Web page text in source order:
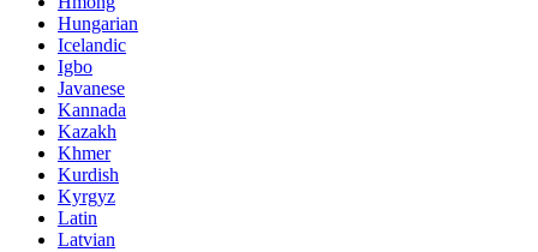
Hungarian
Icelandic
Igbo
Javanese
Kannada
Kazakh
Khmer
Kurdish
Kyrgyz
Latin
Latvian